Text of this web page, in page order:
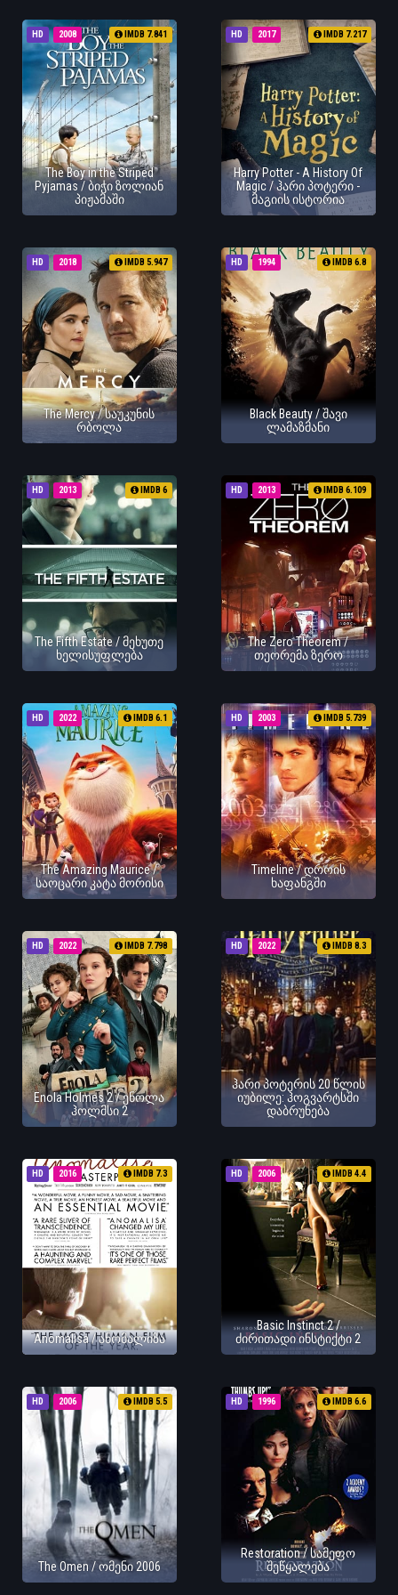
HD 2008 IMDB 7.841
The Boy in the Striped
Pyjamas / ბიჭი ზოლიან
პიჟამაში
HD 2017 IMDB 7.217
Harry Potter - A History Of
Magic / ჰარი პოტერი -
მაგიის ისტორია
HD 2018 IMDB 5.947
The Mercy / საუკუნის
რბოლა
HD 1994 IMDB 6.8
Black Beauty / შავი
ლამაზმანი
HD 2013 IMDB 6
The Fifth Estate / მეხუთე
ხელისუფლება
HD 2013 IMDB 6.109
The Zero Theorem /
თეორემა ზერო
HD 2022 IMDB 6.1
The Amazing Maurice /
საოცარი კატა მორისი
HD 2003 IMDB 5.739
Timeline / დროის
ხაფანგში
HD 2022 IMDB 7.798
Enola Holmes 2 / ენოლა
ჰოლმსი 2
HD 2022 IMDB 8.3
ჰარი პოტერის 20 წლის
იუბილე: ჰოგვარტსში
დაბრუნება
HD 2016 IMDB 7.3
Anomalisa / ანომალიზა
HD 2006 IMDB 4.4
Basic Instinct 2 /
ძირითადი ინსტიქტი 2
HD 2006 IMDB 5.5
The Omen / ომენი 2006
HD 1996 IMDB 6.6
Restoration / სამეფო
შეწყალება